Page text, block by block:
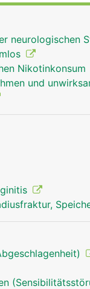
denen die
Handgelenk Mann
neurologischen
Nikotinkonsum
und